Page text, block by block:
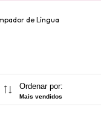
de Língua
Ordenar por:
Mais vendidos